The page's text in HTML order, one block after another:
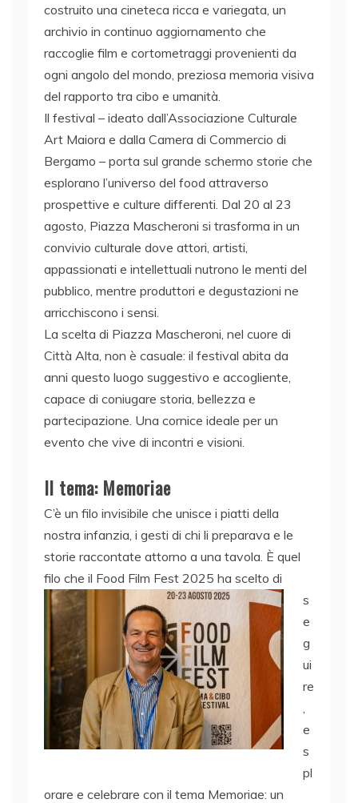
costruito una cineteca ricca e variegata, un
archivio in continuo aggiornamento che
raccoglie film e cortometraggi provenienti da
ogni angolo del mondo, preziosa memoria visiva
del rapporto tra cibo e umanità.
Il festival – ideato dall’Associazione Culturale
Art Maiora e dalla Camera di Commercio di
Bergamo – porta sul grande schermo storie che
esplorano l’universo del food attraverso
prospettive e culture differenti. Dal 20 al 23
agosto, Piazza Mascheroni si trasforma in un
convivio culturale dove attori, artisti,
appassionati e intellettuali nutrono le menti del
pubblico, mentre produttori e degustazioni ne
arricchiscono i sensi.
La scelta di Piazza Mascheroni, nel cuore di
Città Alta, non è casuale: il festival abita da
anni questo luogo suggestivo e accogliente,
capace di coniugare storia, bellezza e
partecipazione. Una cornice ideale per un
evento che vive di incontri e visioni.
Il tema: Memoriae
C’è un filo invisibile che unisce i piatti della
nostra infanzia, i gesti di chi li preparava e le
storie raccontate attorno a una tavola. È quel
filo che il Food Film Fest 2025 ha scelto di
s
e
g
ui
re
e
s
pl
orare e celebrare con il tema Memoriae: un